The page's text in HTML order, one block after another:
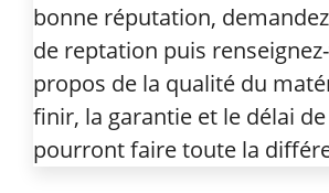
bonne réputation,
de reptation puis
propos de la qualité du
finir, la garantie et le délai
pourront faire toute la